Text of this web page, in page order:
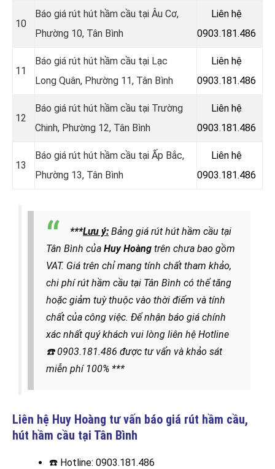
10
Báo giá rút hút hầm cầu tại Âu Cơ,
Phường 10, Tân Bình
Liên hệ
0903.181.486
11
Báo giá rút hút hầm cầu tại Lạc
Long Quân, Phường 11, Tân Bình
Liên hệ
0903.181.486
12
Báo giá rút hút hầm cầu tại Trường
Chinh, Phường 12, Tân Bình
Liên hệ
0903.181.486
13
Báo giá rút hút hầm cầu tại Ấp Bắc,
Phường 13, Tân Bình
Liên hệ
0903.181.486
***Lưu ý: Bảng giá rút hút hầm cầu tại
Tân Bình của Huy Hoàng trên chưa bao gồm
VAT. Giá trên chỉ mang tính chất tham khảo,
chi phí rút hầm cầu tại Tân Bình có thể tăng
hoặc giảm tuỳ thuộc vào thời điểm và tính
chất của công việc. Để nhận báo giá chính
xác nhất quý khách vui lòng liên hệ Hotline
☎️0903.181.486 được tư vấn và khảo sát
miễn phí 100% ***
Liên hệ Huy Hoàng tư vấn báo giá rút hầm cầu,
hút hầm cầu tại Tân Bình
☎️ Hotline: 0903.181.486